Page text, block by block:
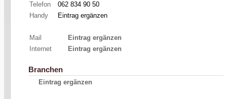
Telefon
062 834 90 50
Handy
Eintrag ergänzen
Mail
Eintrag ergänzen
Internet
Eintrag ergänzen
Branchen
Eintrag ergänzen